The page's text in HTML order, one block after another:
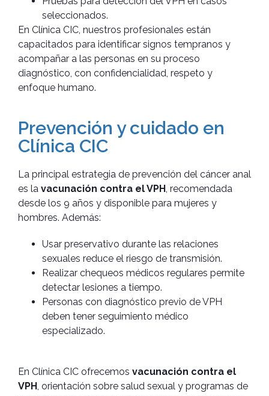
seleccionados.
En Clínica CIC, nuestros profesionales están
capacitados para identificar signos tempranos y
acompañar a las personas en su proceso
diagnóstico, con confidencialidad, respeto y
enfoque humano.
Prevención y cuidado en
Clínica CIC
La principal estrategia de prevención del cáncer anal
es la vacunación contra el VPH , recomendada
desde los 9 años y disponible para mujeres y
hombres. Además:
Usar preservativo durante las relaciones
sexuales reduce el riesgo de transmisión.
Realizar chequeos médicos regulares permite
detectar lesiones a tiempo.
Personas con diagnóstico previo de VPH
deben tener seguimiento médico
especializado.
En Clínica CIC ofrecemos vacunación contra el
VPH , orientación sobre salud sexual y programas de